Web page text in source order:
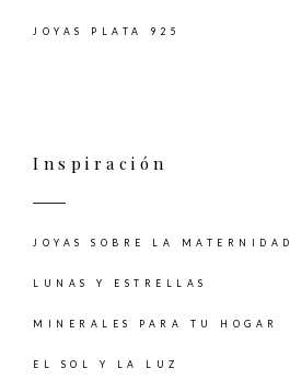
JOYAS PLATA 925
Inspiración
JOYAS SOBRE LA MATERNIDAD
LUNAS Y ESTRELLAS
MINERALES PARA TU HOGAR
EL SOL Y LA LUZ